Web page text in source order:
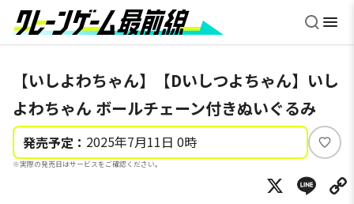
【いしよわちゃん】【Dいしつよちゃん】いし
よわちゃん ボールチェーン付きぬいぐるみ
発売予定： 2025年7月11日 0時
※実際の発売日はサービスをご確認ください。
い
ね
X